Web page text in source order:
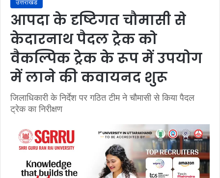
उत्तराखंड
आपदा के दृष्टिगत चौमासी से
केदारनाथ पैदल ट्रेक को
वैकल्पिक ट्रेक के रूप में उपयोग
में लाने की कवायनद शुरू
जिलाधिकारी के निर्देश पर गठित टीम ने चौमासी से किया पैदल
ट्रेक का निरीक्षण